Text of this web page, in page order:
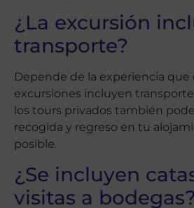
¿La excursión
transporte?
Depende de la experiencia que
excursiones incluyen
los tours privados también
recogida y regreso en tu
posible.
¿Se incluyen
visitas a bodegas?